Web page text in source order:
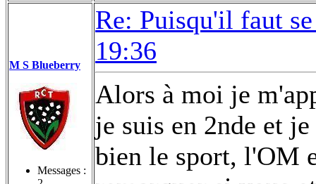
M S Blueberry
Messages :
Re: Puisqu'il faut
19:36
Alors à moi je
je suis en 2nde et
bien le sport, l'OM